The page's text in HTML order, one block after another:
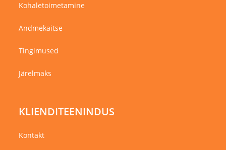
Kohaletoimetamine
Andmekaitse
Tingimused
Järelmaks
KLIENDITEENINDUS
Kontakt